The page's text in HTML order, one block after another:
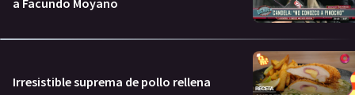
a Facundo Moyano
Irresistible suprema de pollo rellena